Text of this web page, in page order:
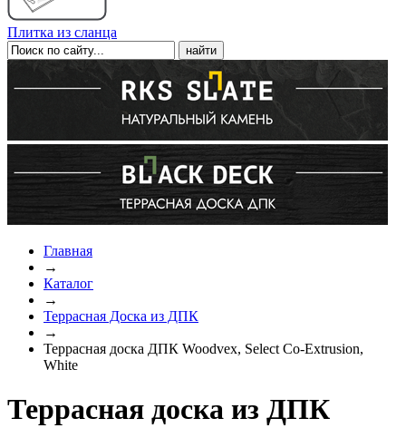
Плитка из сланца
Главная
→
Каталог
→
Террасная Доска из ДПК
→
Террасная доска ДПК Woodvex, Select Co-Extrusion,
White
Террасная доска из ДПК